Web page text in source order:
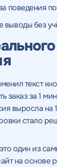
поведения
без
текст
заказ за 1
выросла на
стало
один из
на основе